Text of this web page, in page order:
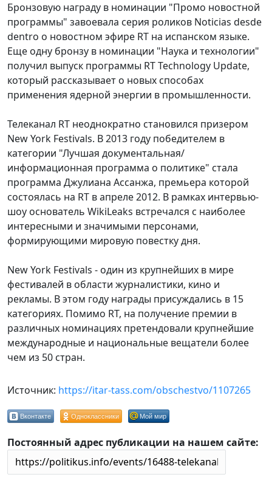
Бронзовую награду в номинации "Промо новостной
программы" завоевала серия роликов Noticias desde
dentro о новостном эфире RT на испанском языке.
Еще одну бронзу в номинации "Наука и технологии"
получил выпуск программы RT Technology Update,
который рассказывает о новых способах
применения ядерной энергии в промышленности.
Телеканал RT неоднократно становился призером
New York Festivals. В 2013 году победителем в
категории "Лучшая документальная/
информационная программа о политике" стала
программа Джулиана Ассанжа, премьера которой
состоялась на RT в апреле 2012. В рамках интервью-
шоу основатель WikiLeaks встречался с наиболее
интересными и значимыми персонами,
формирующими мировую повестку дня.
New York Festivals - один из крупнейших в мире
фестивалей в области журналистики, кино и
рекламы. В этом году награды присуждались в 15
категориях. Помимо RT, на получение премии в
различных номинациях претендовали крупнейшие
международные и национальные вещатели более
чем из 50 стран.
Источник: https://itar-tass.com/obschestvo/1107265
Вконтакте Одноклассники Мой мир
Постоянный адрес публикации на нашем сайте: